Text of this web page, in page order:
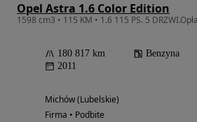
Opel Astra 1.6 Color Edition
1598 cm3 • 115 KM • 1.6 115 PS. 5
180 817 km Benzyna
2011
Michów (Lubelskie)
Firma • Podbite